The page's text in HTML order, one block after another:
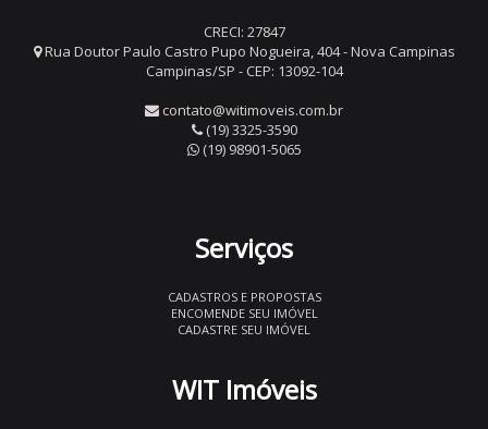
CRECI: 27847
Rua Doutor Paulo Castro Pupo Nogueira, 404 - Nova Campinas
Campinas/SP - CEP: 13092-104
contato@witimoveis.com.br
(19) 3325-3590
(19) 98901-5065
Serviços
CADASTROS E PROPOSTAS
ENCOMENDE SEU IMÓVEL
CADASTRE SEU IMÓVEL
WIT Imóveis